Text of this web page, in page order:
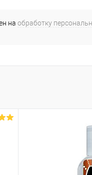
на обработку